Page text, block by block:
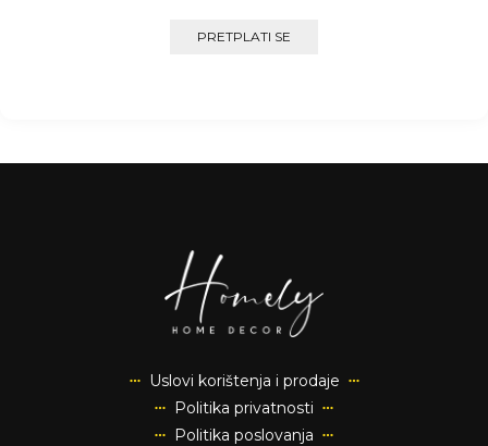
Uslovi korištenja i prodaje
Politika privatnosti
Politika poslovanja